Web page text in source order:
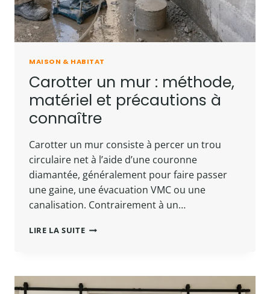
MAISON & HABITAT
Carotter un mur : méthode,
matériel et précautions à
connaître
Carotter un mur consiste à percer un trou
circulaire net à l’aide d’une couronne
diamantée, généralement pour faire passer
une gaine, une évacuation VMC ou une
canalisation. Contrairement à un…
LIRE LA SUITECAROTTER
MÉTHODE,
MATÉRIEL